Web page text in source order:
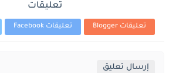
تعليقات
تعليقات Blogger تعليقات Facebook
إرسال تعليق